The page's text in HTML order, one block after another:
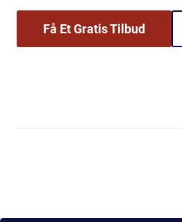
Få Et Gratis Tilbud